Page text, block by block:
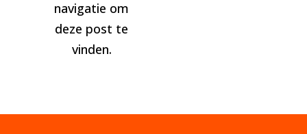
navigatie om
deze post te
vinden.